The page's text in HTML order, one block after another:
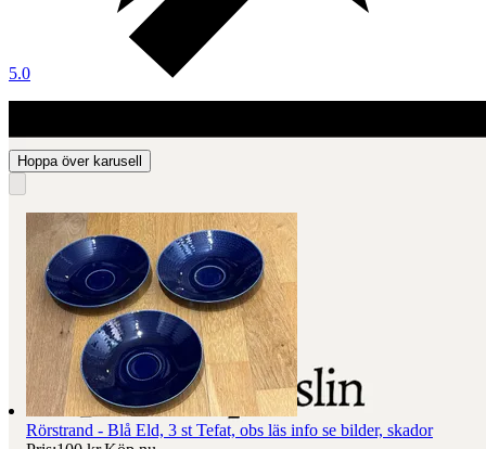
5.0
Hoppa över karusell
Rörstrand - Blå Eld, 3 st Tefat, obs läs info se bilder, skador